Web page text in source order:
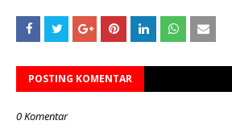
POSTING KOMENTAR
0 Komentar